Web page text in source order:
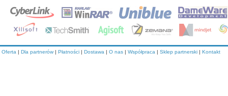
Oferta | Dla partnerów | Płatności | Dostawa | O nas | Współpraca | Sklep partnerski | Kontakt